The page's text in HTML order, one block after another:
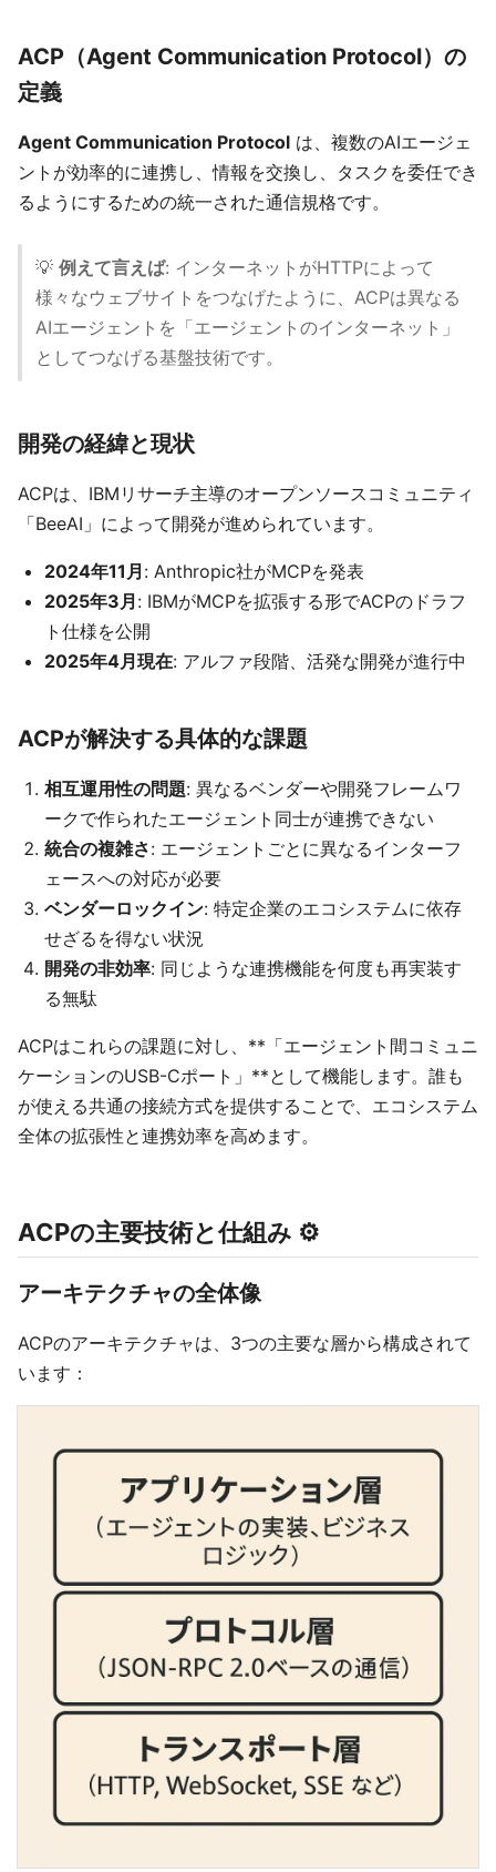
ACP（Agent Communication Protocol）の
定義
Agent Communication Protocol は、複数のAIエージェ
ントが効率的に連携し、情報を交換し、タスクを委任でき
るようにするための統一された通信規格です。
💡 例えて言えば: インターネットがHTTPによって
様々なウェブサイトをつなげたように、ACPは異なる
AIエージェントを「エージェントのインターネット」
としてつなげる基盤技術です。
開発の経緯と現状
ACPは、IBMリサーチ主導のオープンソースコミュニティ
「BeeAI」によって開発が進められています。
2024年11月 : Anthropic社がMCPを発表
2025年3月 : IBMがMCPを拡張する形でACPのドラフ
ト仕様を公開
2025年4月現在: アルファ段階、活発な開発が進行中
ACPが解決する具体的な課題
相互運用性の問題: 異なるベンダーや開発フレームワ
ークで作られたエージェント同士が連携できない
統合の複雑さ: エージェントごとに異なるインターフ
ェースへの対応が必要
ベンダーロックイン: 特定企業のエコシステムに依存
せざるを得ない状況
開発の非効率: 同じような連携機能を何度も再実装す
る無駄
ACPはこれらの課題に対し、**「エージェント間コミュニ
ケーションのUSB-Cポート」**として機能します。誰も
が使える共通の接続方式を提供することで、エコシステム
全体の拡張性と連携効率を高めます。
ACPの主要技術と仕組み ⚙️
アーキテクチャの全体像
ACPのアーキテクチャは、3つの主要な層から構成されて
います：